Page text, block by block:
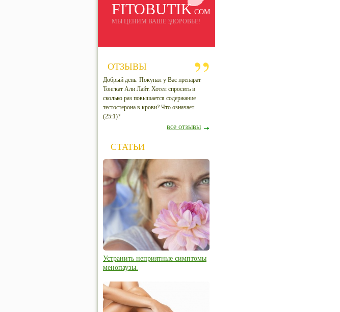
FITOBUTIK.COM
МЫ ЦЕНИМ ВАШЕ ЗДОРОВЬЕ!
ОТЗЫВЫ
Добрый день. Покупал у Вас препарат
Тонгкат Али Лайт. Хотел спросить в
сколько раз повышается содержание
тестостерона в крови? Что означает
(25:1)?
все отзывы
СТАТЬИ
Устранить неприятные симптомы
менопаузы.